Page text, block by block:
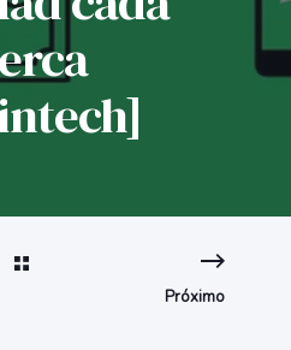
Próximo